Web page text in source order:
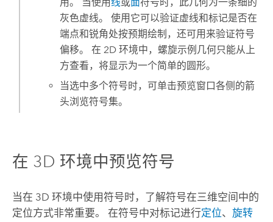
用。 当使用线或面 符号时，此几何为一条细的
灰色虚线。 使用它可以验证虚线和标记是否在
端点和锐角处按预期绘制，还可用来验证符号
偏移。 在 2D 环境中，螺旋示例几何只能从上
方查看，将显示为一个简单的圆形。
当选中多个符号时，可单击预览窗口各侧的箭
头浏览符号集。
在 3D 环境中预览符号
当在 3D 环境中使用符号时，了解符号在三维空间中的
定位方式非常重要。 在符号中对标记进行定位、 旋转